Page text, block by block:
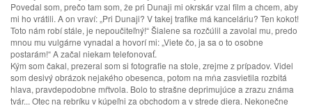
Povedal som, prečo tam som, že pri Dunaji mi okrskár vzal film a chcem, aby
mi ho vrátili. A on vraví: „Pri Dunaji? V takej trafike má kanceláriu? Ten kokot!
Toto nám robí stále, je nepoučiteľný!“ Šialene sa rozčúlil a zavolal mu, predo
mnou mu vulgárne vynadal a hovorí mi: „Viete čo, ja sa o to osobne
postarám!“ A začal niekam telefonovať.
Kým som čakal, prezeral som si fotografie na stole, zrejme z prípadov. Videl
som desivý obrázok nejakého obesenca, potom na mňa zasvietila rozbitá
hlava, pravdepodobne mŕtvola. Bolo to strašne deprimujúce a zrazu známa
tvár... Otec na rebríku v kúpeľni za obchodom a v strede diera. Nekonečne